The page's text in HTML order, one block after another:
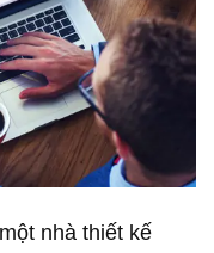
nhà thiết kế